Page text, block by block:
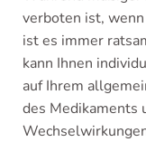
verboten ist,
ist es immer
kann Ihnen
auf Ihrem
des Medikaments